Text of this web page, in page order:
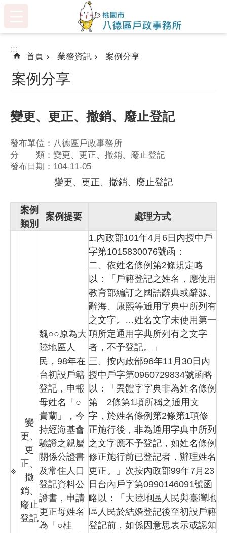
:::
首頁 業務資訊 案例分享
案例分享
變更、更正、撤銷、廢止登記
發布單位：八德區戶政事務所
分 類：變更、更正、撤銷、廢止登記
發布日期：104-11-05
變更、更正、撤銷、廢止登記
案例
類別
案例提要 處理方式
※
變
更、
更
正、
撤
銷、
廢止
登記
魏○○原為大
陸地區人
民，98年在
台初設戶籍
登記，申報
母姓名「○
貴蘭」，今
持經海基會
驗證之親屬
關係公證書
及常住人口
登記資料公
證書，申請
更正母姓名
為「○桂
1.內政部101年4月6日內授中戶
字第1015830076號函：
二、依姓名條例第2條規定略
以：「戶籍登記之姓名，應使用
教育部編訂之國語辭典或辭源、
辭海、康熙等通用字典中所列有
之文字。…姓名文字未使用第一
項所定通用字典所列有之文字
者，不予登記。」
三、按內政部96年11月30日內
授中戶字第0960729834號函略
以：「異體字字典非為姓名條例
第 2條第1項所稱之通用文
字，於姓名條例第2條第1項修
正施行後，非為通用字典中所列
之文字應不予登記，如姓名條例
修正施行前已登記者，辦理姓名
更正。」次按內政部99年7月23
日台內戶字第0990146091號函
略以：「大陸地區人民與臺灣地
區人民於結婚登記後至初設戶籍
登記前，如係因意思表示或認知